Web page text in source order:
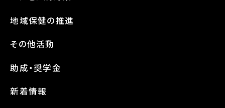
地域保健の推進
その他活動
助成・奨学金
新着情報